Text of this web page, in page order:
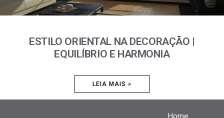
ESTILO ORIENTAL NA DECORAÇÃO |
EQUILÍBRIO E HARMONIA
LEIA MAIS »
Home